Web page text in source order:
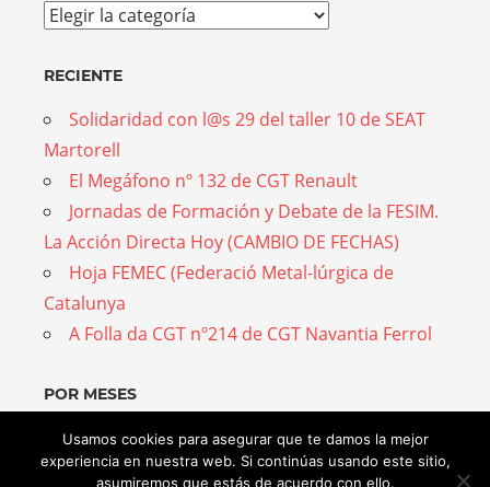
Temas
RECIENTE
Solidaridad con l@s 29 del taller 10 de SEAT
Martorell
El Megáfono nº 132 de CGT Renault
Jornadas de Formación y Debate de la FESIM.
La Acción Directa Hoy (CAMBIO DE FECHAS)
Hoja FEMEC (Federació Metal-lúrgica de
Catalunya
A Folla da CGT nº214 de CGT Navantia Ferrol
POR MESES
Por
meses
Usamos cookies para asegurar que te damos la mejor
experiencia en nuestra web. Si continúas usando este sitio,
asumiremos que estás de acuerdo con ello.